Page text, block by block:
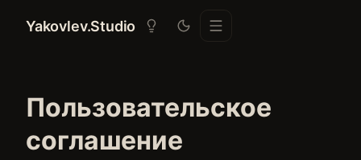
Yakovlev.Studio
Пользовательское
соглашение